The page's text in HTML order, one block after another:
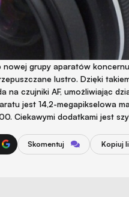
nowej grupy aparatów
lustro. Dzięki
na czujniki AF, umożliwiając
jest 14,2-megapikselowa
Ciekawymi dodatkami jest
Skomentuj Kopiuj